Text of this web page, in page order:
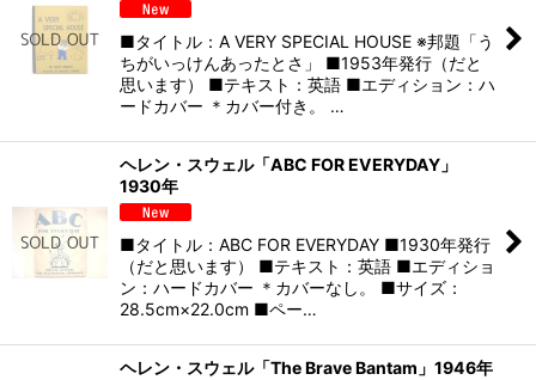
■タイトル：A VERY SPECIAL HOUSE ※邦題「う
ちがいっけんあったとさ」 ■1953年発行（だと
思います） ■テキスト：英語 ■エディション：ハ
ードカバー ＊カバー付き。 …
ヘレン・スウェル「ABC FOR EVERYDAY」
1930年
■タイトル：ABC FOR EVERYDAY ■1930年発行
（だと思います） ■テキスト：英語 ■エディショ
ン：ハードカバー ＊カバーなし。 ■サイズ：
28.5cm×22.0cm ■ペー…
ヘレン・スウェル「The Brave Bantam」1946年